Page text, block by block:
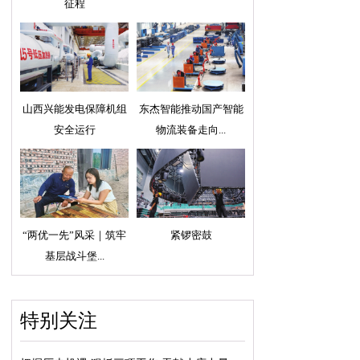
征程
山西兴能发电保障机组
安全运行
东杰智能推动国产智能
物流装备走向...
“两优一先”风采｜筑牢
基层战斗堡...
紧锣密鼓
特别关注